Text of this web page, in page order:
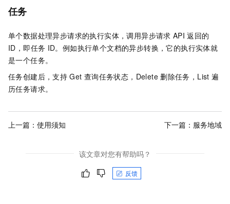
任务
单个数据处理异步请求的执行实体，调用异步请求 API 返回的
ID，即任务 ID。例如执行单个文档的异步转换，它的执行实体就
是一个任务。
任务创建后，支持 Get 查询任务状态，Delete 删除任务，List 遍
历任务请求。
上一篇： 使用须知 下一篇： 服务地域
该文章对您有帮助吗？
反馈